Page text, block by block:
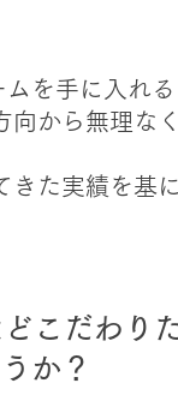
を手に入れる
向から無理な
た実績を基
こだわり
か？